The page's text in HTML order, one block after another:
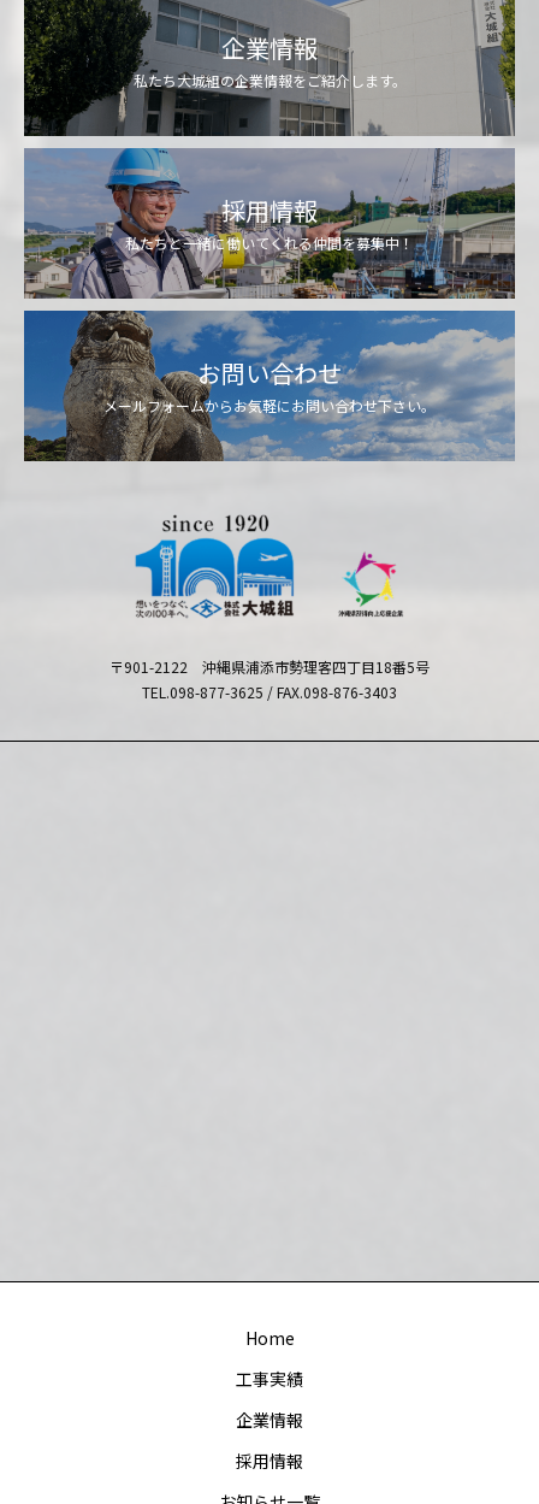
企業情報
私たち大城組の企業情報をご紹介します。
採用情報
私たちと一緒に働いてくれる仲間を募集中！
お問い合わせ
メールフォームからお気軽にお問い合わせ下さい。
〒901-2122 沖縄県浦添市勢理客四丁目18番5号
TEL.098-877-3625 / FAX.098-876-3403
Home
工事実績
企業情報
採用情報